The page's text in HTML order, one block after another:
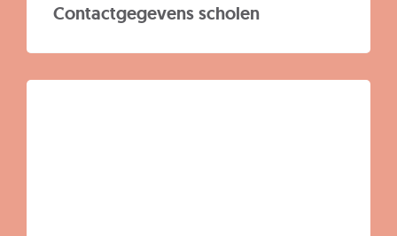
Contactgegevens scholen